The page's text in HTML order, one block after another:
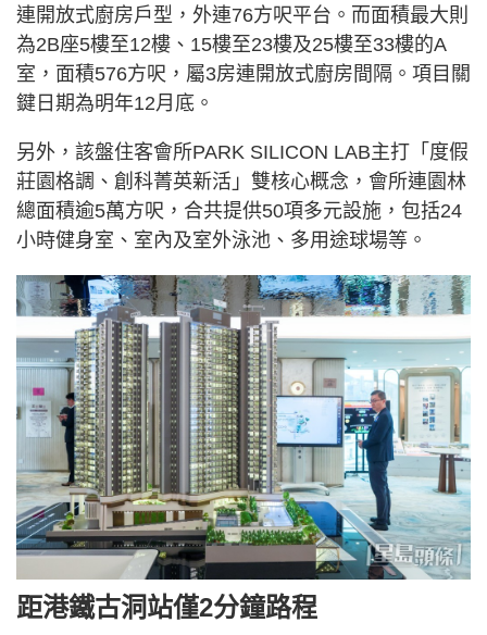
連開放式廚房戶型，外連76方呎平台。而面積最大則
為2B座5樓至12樓、15樓至23樓及25樓至33樓的A
室，面積576方呎，屬3房連開放式廚房間隔。項目關
鍵日期為明年12月底。
另外，該盤住客會所PARK SILICON LAB主打「度假
莊園格調、創科菁英新活」雙核心概念，會所連園林
總面積逾5萬方呎，合共提供50項多元設施，包括24
小時健身室、室內及室外泳池、多用途球場等。
距港鐵古洞站僅2分鐘路程